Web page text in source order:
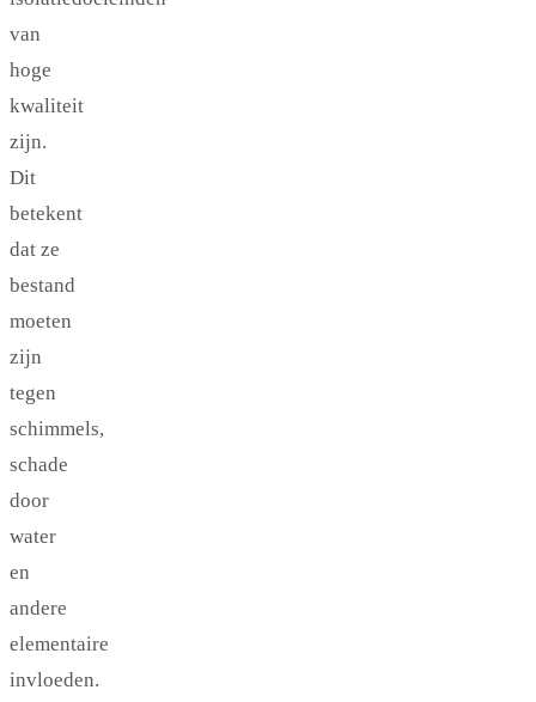
van
hoge
kwaliteit
zijn.
Dit
betekent
dat ze
bestand
moeten
zijn
tegen
schimmels,
schade
door
water
en
andere
elementaire
invloeden.